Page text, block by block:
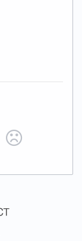
(opens in a